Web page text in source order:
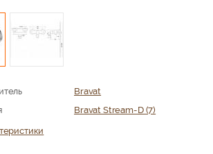
Bravat
Bravat Stream-D (7)